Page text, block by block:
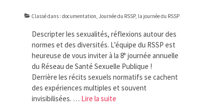
Classé dans : documentation, Journée du RSSP, la journée du RSSP
Descripter les sexualités, réflexions autour des
normes et des diversités. L’équipe du RSSP est
heureuse de vous inviter à la 8ᵉ journée annuelle
du Réseau de Santé Sexuelle Publique !
Derrière les récits sexuels normatifs se cachent
des expériences multiples et souvent
invisibilisées. … Lire la suite­­